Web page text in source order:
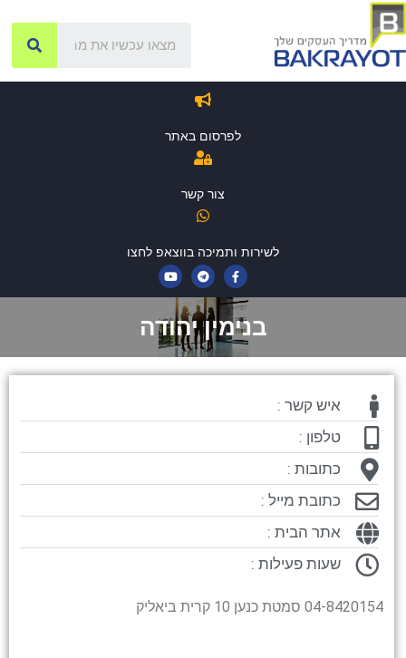
לפרסום באתר
צור קשר
לשירות ותמיכה בווצאפ לחצו
בנימין יהודה
איש קשר :
טלפון :
כתובות :
כתובת מייל :
אתר הבית :
שעות פעילות :
04-8420154 סמטת כנען 10 קרית ביאליק